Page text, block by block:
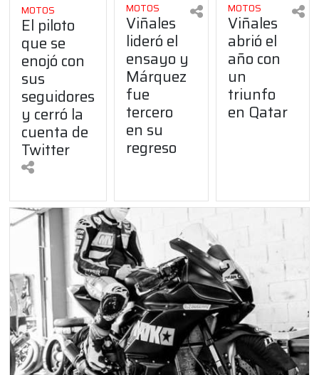
MOTOS
El piloto
que se
enojó con
sus
seguidores
y cerró la
cuenta de
Twitter
MOTOS
Viñales
lideró el
ensayo y
Márquez
fue
tercero
en su
regreso
MOTOS
Viñales
abrió el
año con
un
triunfo
en Qatar